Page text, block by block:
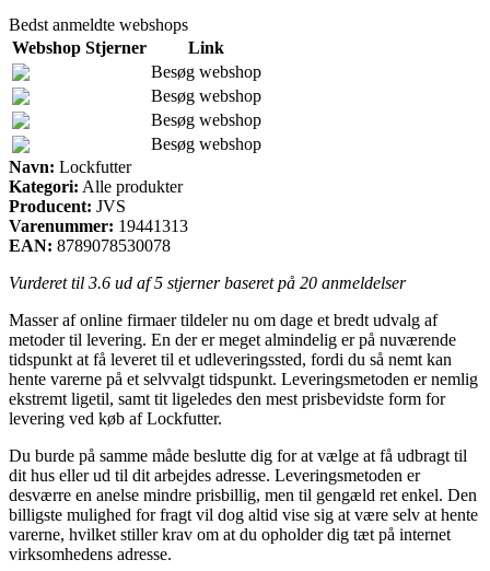
Bedst anmeldte webshops
Webshop Stjerner
Link
Besøg webshop
Besøg webshop
Besøg webshop
Besøg webshop
Navn: Lockfutter
Kategori: Alle produkter
Producent: JVS
Varenummer: 19441313
EAN: 8789078530078
Vurderet til 3.6 ud af 5 stjerner baseret på 20 anmeldelser
Masser af online firmaer tildeler nu om dage et bredt udvalg af
metoder til levering. En der er meget almindelig er på nuværende
tidspunkt at få leveret til et udleveringssted, fordi du så nemt kan
hente varerne på et selvvalgt tidspunkt. Leveringsmetoden er nemlig
ekstremt ligetil, samt tit ligeledes den mest prisbevidste form for
levering ved køb af Lockfutter.
Du burde på samme måde beslutte dig for at vælge at få udbragt til
dit hus eller ud til dit arbejdes adresse. Leveringsmetoden er
desværre en anelse mindre prisbillig, men til gengæld ret enkel. Den
billigste mulighed for fragt vil dog altid vise sig at være selv at hente
varerne, hvilket stiller krav om at du opholder dig tæt på internet
virksomhedens adresse.